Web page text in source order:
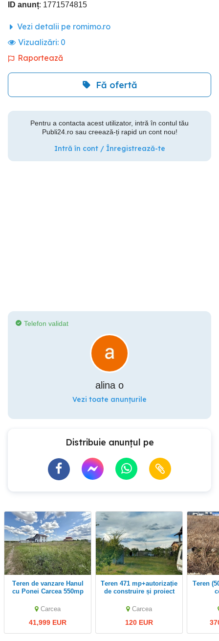
ID anunț: 1771574815
Vezi detalii pe romimo.ro
Vizualizări: 0
Raportează
Fă ofertă
Pentru a contacta acest utilizator, intră în contul tău
Publi24.ro sau creează-ți rapid un cont nou!
Intră în cont / Înregistrează-te
Telefon validat
alina o
Vezi toate anunțurile
Distribuie anunțul pe
Teren de vanzare Hanul
cu Ponei Carcea 550mp
Carcea
41,999 EUR
Teren 471 mp+autorizație
de construire și proiect
Penitenciar Pelendava
Carcea
120 EUR
Teren (5000m") intravilan